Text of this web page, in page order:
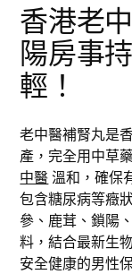
香港老
陽房事
輕！
老中醫補腎丸是
產，完全用中草
中醫溫和，確保
包含糖尿病等癥
參、鹿茸、鎖陽
料，結合最新生
安全健康的男性